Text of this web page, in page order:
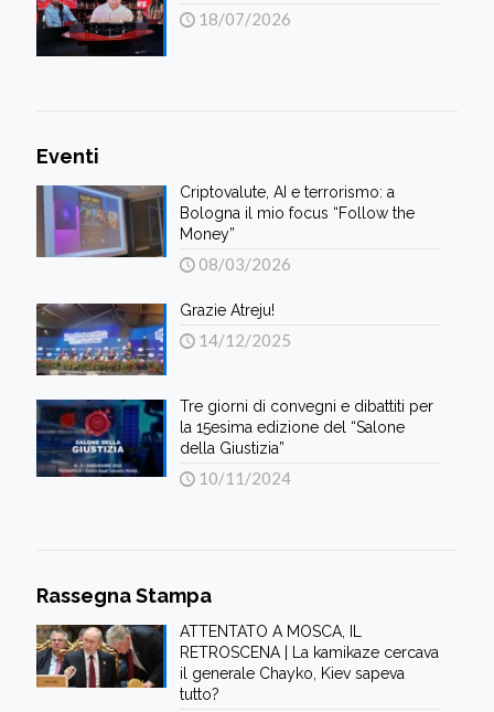
18/07/2026
Eventi
Criptovalute, AI e terrorismo: a
Bologna il mio focus “Follow the
Money”
08/03/2026
Grazie Atreju!
14/12/2025
Tre giorni di convegni e dibattiti per
la 15esima edizione del “Salone
della Giustizia”
10/11/2024
Rassegna Stampa
ATTENTATO A MOSCA, IL
RETROSCENA | La kamikaze cercava
il generale Chayko, Kiev sapeva
tutto?